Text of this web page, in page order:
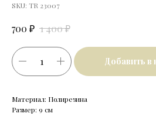
SKU: TR 23007
700 ₽ 1 400₽
Добавить в
Материал: Полирезина
Размер: 9 см